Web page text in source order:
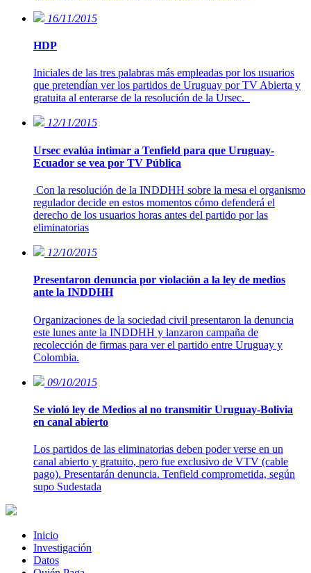
16/11/2015
HDP
Iniciales de las tres palabras más empleadas por los usuarios
que pretendían ver los partidos de Uruguay por TV Abierta y
gratuita al enterarse de la resolución de la Ursec.
12/11/2015
Ursec evalúa intimar a Tenfield para que Uruguay-
Ecuador se vea por TV Pública
Con la resolución de la INDDHH sobre la mesa el organismo
regulador decide en estos momentos cómo defenderá el
derecho de los usuarios horas antes del partido por las
eliminatorias
12/10/2015
Presentaron denuncia por violación a la ley de medios
ante la INDDHH
Organizaciones de la sociedad civil presentaron la denuncia
este lunes ante la INDDHH y lanzaron campaña de
recolección de firmas para ver el partido entre Uruguay y
Colombia.
09/10/2015
Se violó ley de Medios al no transmitir Uruguay-Bolivia
en canal abierto
Los partidos de las eliminatorias deben poder verse en un
canal abierto y gratuito, pero fue exclusivo de VTV (cable
pago). Presentarán denuncia. Tenfield comprometida, según
supo Sudestada
Inicio
Investigación
Datos